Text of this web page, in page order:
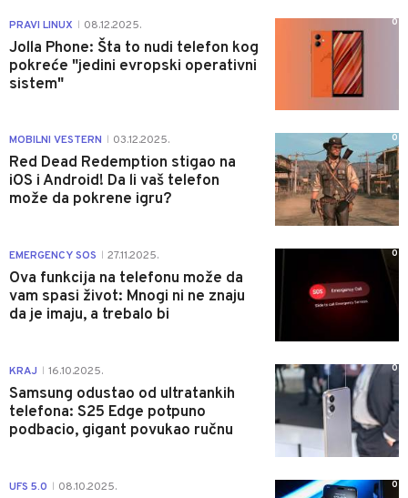
PRAVI LINUX 08.12.2025.
Jolla Phone: Šta to nudi telefon kog
pokreće "jedini evropski operativni
sistem"
0
MOBILNI VESTERN 03.12.2025.
Red Dead Redemption stigao na
iOS i Android! Da li vaš telefon
može da pokrene igru?
0
EMERGENCY SOS 27.11.2025.
Ova funkcija na telefonu može da
vam spasi život: Mnogi ni ne znaju
da je imaju, a trebalo bi
0
KRAJ 16.10.2025.
Samsung odustao od ultratankih
telefona: S25 Edge potpuno
podbacio, gigant povukao ručnu
0
UFS 5.0 08.10.2025. 0